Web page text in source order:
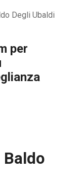
per